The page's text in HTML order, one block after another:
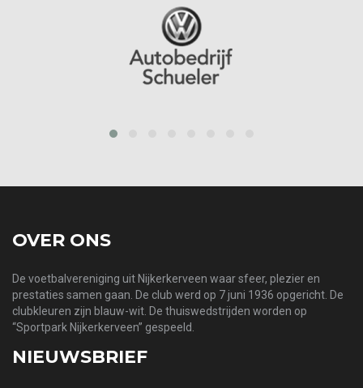
OVER ONS
De voetbalvereniging uit Nijkerkerveen waar sfeer, plezier en
prestaties samen gaan. De club werd op 7 juni 1936 opgericht. De
clubkleuren zijn blauw-wit. De thuiswedstrijden worden op
“Sportpark Nijkerkerveen” gespeeld.
NIEUWSBRIEF